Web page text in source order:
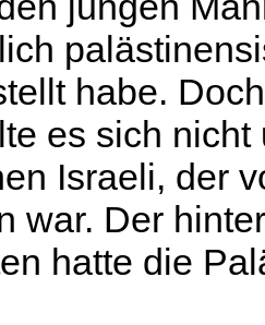
habe.
es sich
Israeli, der
war. Der
hatte die